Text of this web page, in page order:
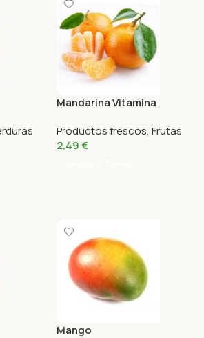
Mandarina Vitamina
Productos frescos, Frutas
2,49€
Mango